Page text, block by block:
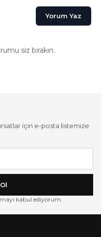
Yorum Yaz
siz bırakın.
için e-posta listemize
kabul ediyorum.